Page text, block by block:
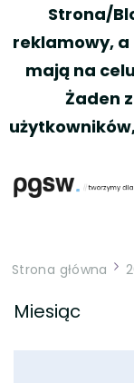
Strona/
reklamowy, a
mają na
Żaden
Strona główna
Miesiąc